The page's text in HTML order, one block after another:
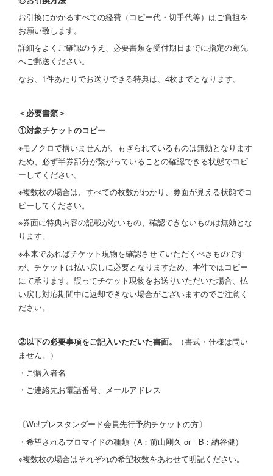
お引換にかかるすべての経費（コピー代・切手代等）はご負担を
お願い致します。
詳細をよくご確認のうえ、必要書類を受付期日までに指定の宛先
へご郵送ください。
なお、1件あたりでお送りできる特典は、4枚までとなります。
＜必要書類＞
①対象チケットのコピー
※モノクロで構いませんが、もぎられているものは無効となります
ため、必ず半券部分が繋がっていることの確認できる状態でコピ
ーしてください。
※複数枚の場合は、すべての枚数がわかり、券面が見える状態でコ
ピーしてください。
※券面に特典内容の記載がないもの、確認できないものは無効とな
ります。
※本来であればチケット現物を確認させていただくべきものです
が、チケットは払い戻しに必要となりますため、本件ではコピー
にて承ります。誤ってチケット現物をお送りいただいた場合、払
い戻し対応期間中に返却できない場合がございますのでご注意く
ださい。
②以下の必要事項をご記入いただいた書面。
（書式・仕様は問い
ません。）
・ご購入者名
・ご連絡先お電話番号、メールアドレス
〔We!プレスタンダード会員先行予約チケットの方〕
・希望されるブロマイドの種類（A：前山剛久 or B：納谷健）
※複数枚の場合はそれぞれの希望枚数をあわせて明記ください。